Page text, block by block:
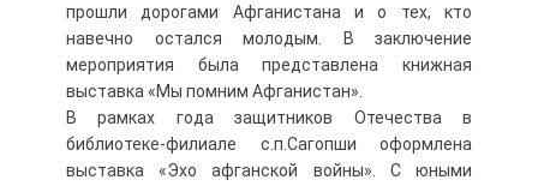
прошли дорогами Афганистана и о тех, кто
навечно остался молодым. В заключение
мероприятия была представлена книжная
выставка «Мы помним Афганистан».
В рамках года защитников Отечества в
библиотеке-филиале с.п.Сагопши оформлена
выставка «Эхо афганской войны». С юными